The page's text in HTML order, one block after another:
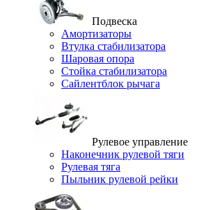
Подвеска
Амортизаторы
Втулка стабилизатора
Шаровая опора
Стойка стабилизатора
Сайлентблок рычага
Рулевое управление
Наконечник рулевой тяги
Рулевая тяга
Пыльник рулевой рейки